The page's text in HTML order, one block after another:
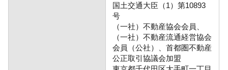
国土交通大臣（1）第10893
号
（一社）不動産協会会員、
（一社）不動産流通経営協会
会員（公社）、首都圏不動産
公正取引協議会加盟